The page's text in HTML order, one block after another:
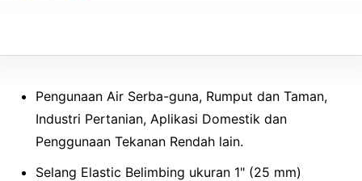
Pengunaan Air Serba-guna, Rumput dan Taman,
Industri Pertanian, Aplikasi Domestik dan
Penggunaan Tekanan Rendah lain.
Selang Elastic Belimbing ukuran 1" (25 mm)